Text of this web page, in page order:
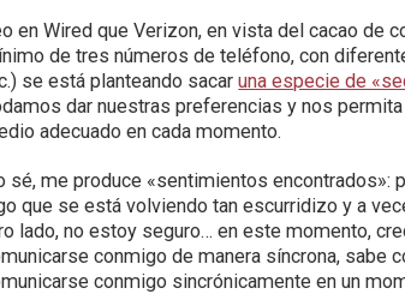
en Wired que Verizon, en vista del cacao de
de tres números de teléfono, con
se está planteando sacaruna especie de
dar nuestras preferencias y nos
adecuado en cada momento.
sé, me produce «sentimientos encontrados»:
que se está volviendo tan escurridizo y a
lado, no estoy seguro… en este momento,
conmigo de manera síncrona, sabe
conmigo sincrónicamente en un